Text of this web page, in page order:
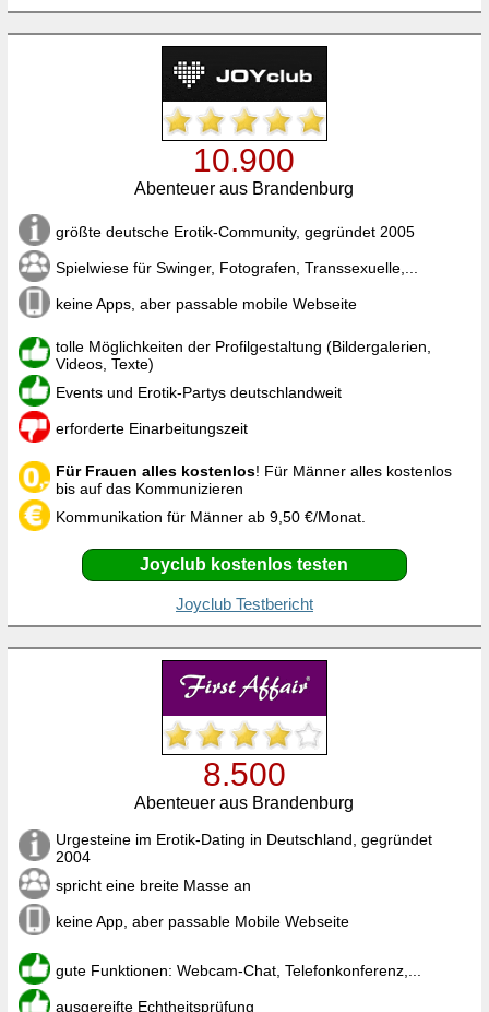
10.900
Abenteuer aus Brandenburg
größte deutsche Erotik-Community, gegründet 2005
Spielwiese für Swinger, Fotografen, Transsexuelle,...
keine Apps, aber passable mobile Webseite
tolle Möglichkeiten der Profilgestaltung (Bildergalerien,
Videos, Texte)
Events und Erotik-Partys deutschlandweit
erforderte Einarbeitungszeit
Für Frauen alles kostenlos! Für Männer alles kostenlos
bis auf das Kommunizieren
Kommunikation für Männer ab 9,50 €/Monat.
Joyclub kostenlos testen
Joyclub Testbericht
8.500
Abenteuer aus Brandenburg
Urgesteine im Erotik-Dating in Deutschland, gegründet
2004
spricht eine breite Masse an
keine App, aber passable Mobile Webseite
gute Funktionen: Webcam-Chat, Telefonkonferenz,...
ausgereifte Echtheitsprüfung